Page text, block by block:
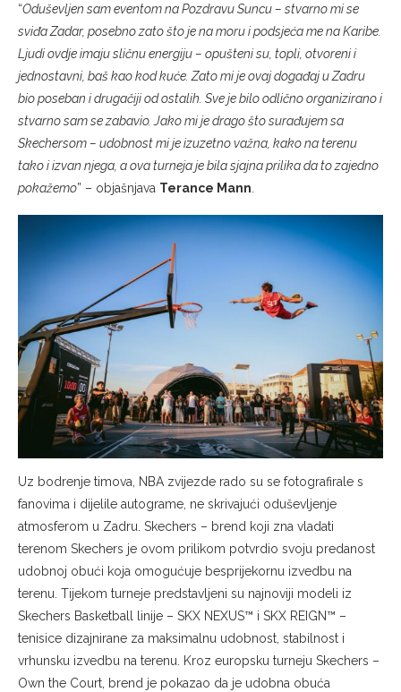
“Oduševljen sam eventom na Pozdravu Suncu – stvarno mi se
sviđa Zadar, posebno zato što je na moru i podsjeća me na Karibe.
Ljudi ovdje imaju sličnu energiju – opušteni su, topli, otvoreni i
jednostavni, baš kao kod kuće. Zato mi je ovaj događaj u Zadru
bio poseban i drugačiji od ostalih. Sve je bilo odlično organizirano i
stvarno sam se zabavio. Jako mi je drago što surađujem sa
Skechersom – udobnost mi je izuzetno važna, kako na terenu
tako i izvan njega, a ova turneja je bila sjajna prilika da to zajedno
pokažemo” – objašnjava Terance Mann
Uz bodrenje timova, NBA zvijezde rado su se fotografirale s
fanovima i dijelile autograme, ne skrivajući oduševljenje
atmosferom u Zadru. Skechers – brend koji zna vladati
terenom Skechers je ovom prilikom potvrdio svoju predanost
udobnoj obući koja omogućuje besprijekornu izvedbu na
terenu. Tijekom turneje predstavljeni su najnoviji modeli iz
Skechers Basketball linije – SKX NEXUS™ i SKX REIGN™ –
tenisice dizajnirane za maksimalnu udobnost, stabilnost i
vrhunsku izvedbu na terenu. Kroz europsku turneju Skechers –
Own the Court, brend je pokazao da je udobna obuća